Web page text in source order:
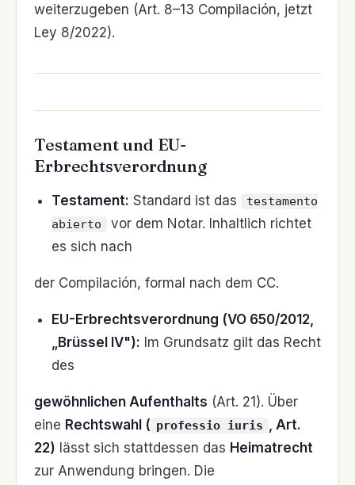
weiterzugeben (Art. 8–13 Compilación, jetzt
Ley 8/2022).
Testament und EU-
Erbrechtsverordnung
Testament: Standard ist das
testamento
abierto
vor dem Notar. Inhaltlich richtet
es sich nach
der Compilación, formal nach dem CC.
EU-Erbrechtsverordnung (VO 650/2012,
„Brüssel IV"): Im Grundsatz gilt das Recht
des
gewöhnlichen Aufenthalts (Art. 21). Über
eine Rechtswahl ( professio iuris , Art.
22) lässt sich stattdessen das Heimatrecht
zur Anwendung bringen. Die